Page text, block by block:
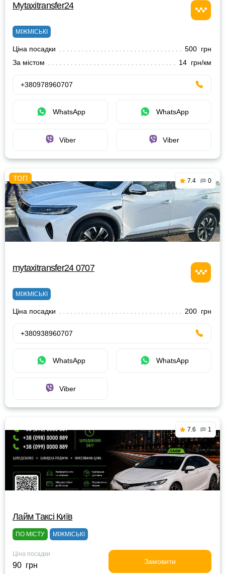
Mytaxitransfer24
МІЖМІСЬКІ
Ціна посадки
500 грн
За містом
14 грн/км
+380978960707
WhatsApp WhatsApp
Viber Viber
7.4 0
mytaxitransfer24 0707
МІЖМІСЬКІ
Ціна посадки 200 грн
+380938960707
WhatsApp WhatsApp
Viber
7.6 1
Лайм Таксі Київ
ПО МІСТУ МІЖМІСЬКІ
Ціна посадки
90 грн Замовити